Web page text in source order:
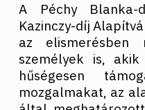
A Péchy Blanka-
Kazinczy-díj
az elismerésben
személyek is,
hűségesen
mozgalmakat, az